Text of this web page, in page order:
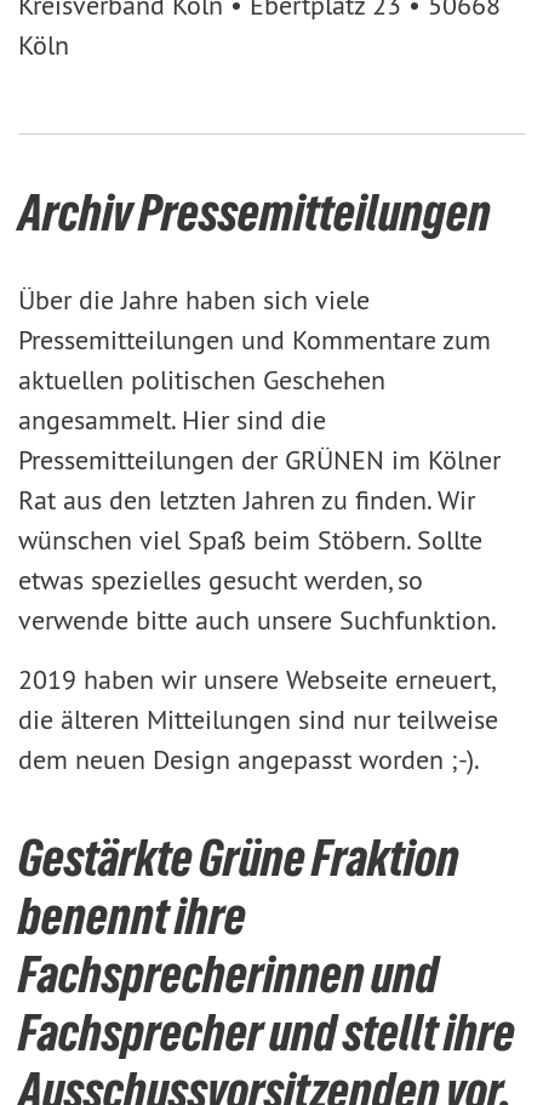
Köln
Archiv Pressemitteilungen
Über die Jahre haben sich viele
Pressemitteilungen und Kommentare zum
aktuellen politischen Geschehen
angesammelt. Hier sind die
Pressemitteilungen der GRÜNEN im Kölner
Rat aus den letzten Jahren zu finden. Wir
wünschen viel Spaß beim Stöbern. Sollte
etwas spezielles gesucht werden, so
verwende bitte auch unsere Suchfunktion.
2019 haben wir unsere Webseite erneuert,
die älteren Mitteilungen sind nur teilweise
dem neuen Design angepasst worden ;-).
Gestärkte Grüne Fraktion
benennt ihre
Fachsprecherinnen und
Fachsprecher und stellt ihre
Ausschussvorsitzenden vor.